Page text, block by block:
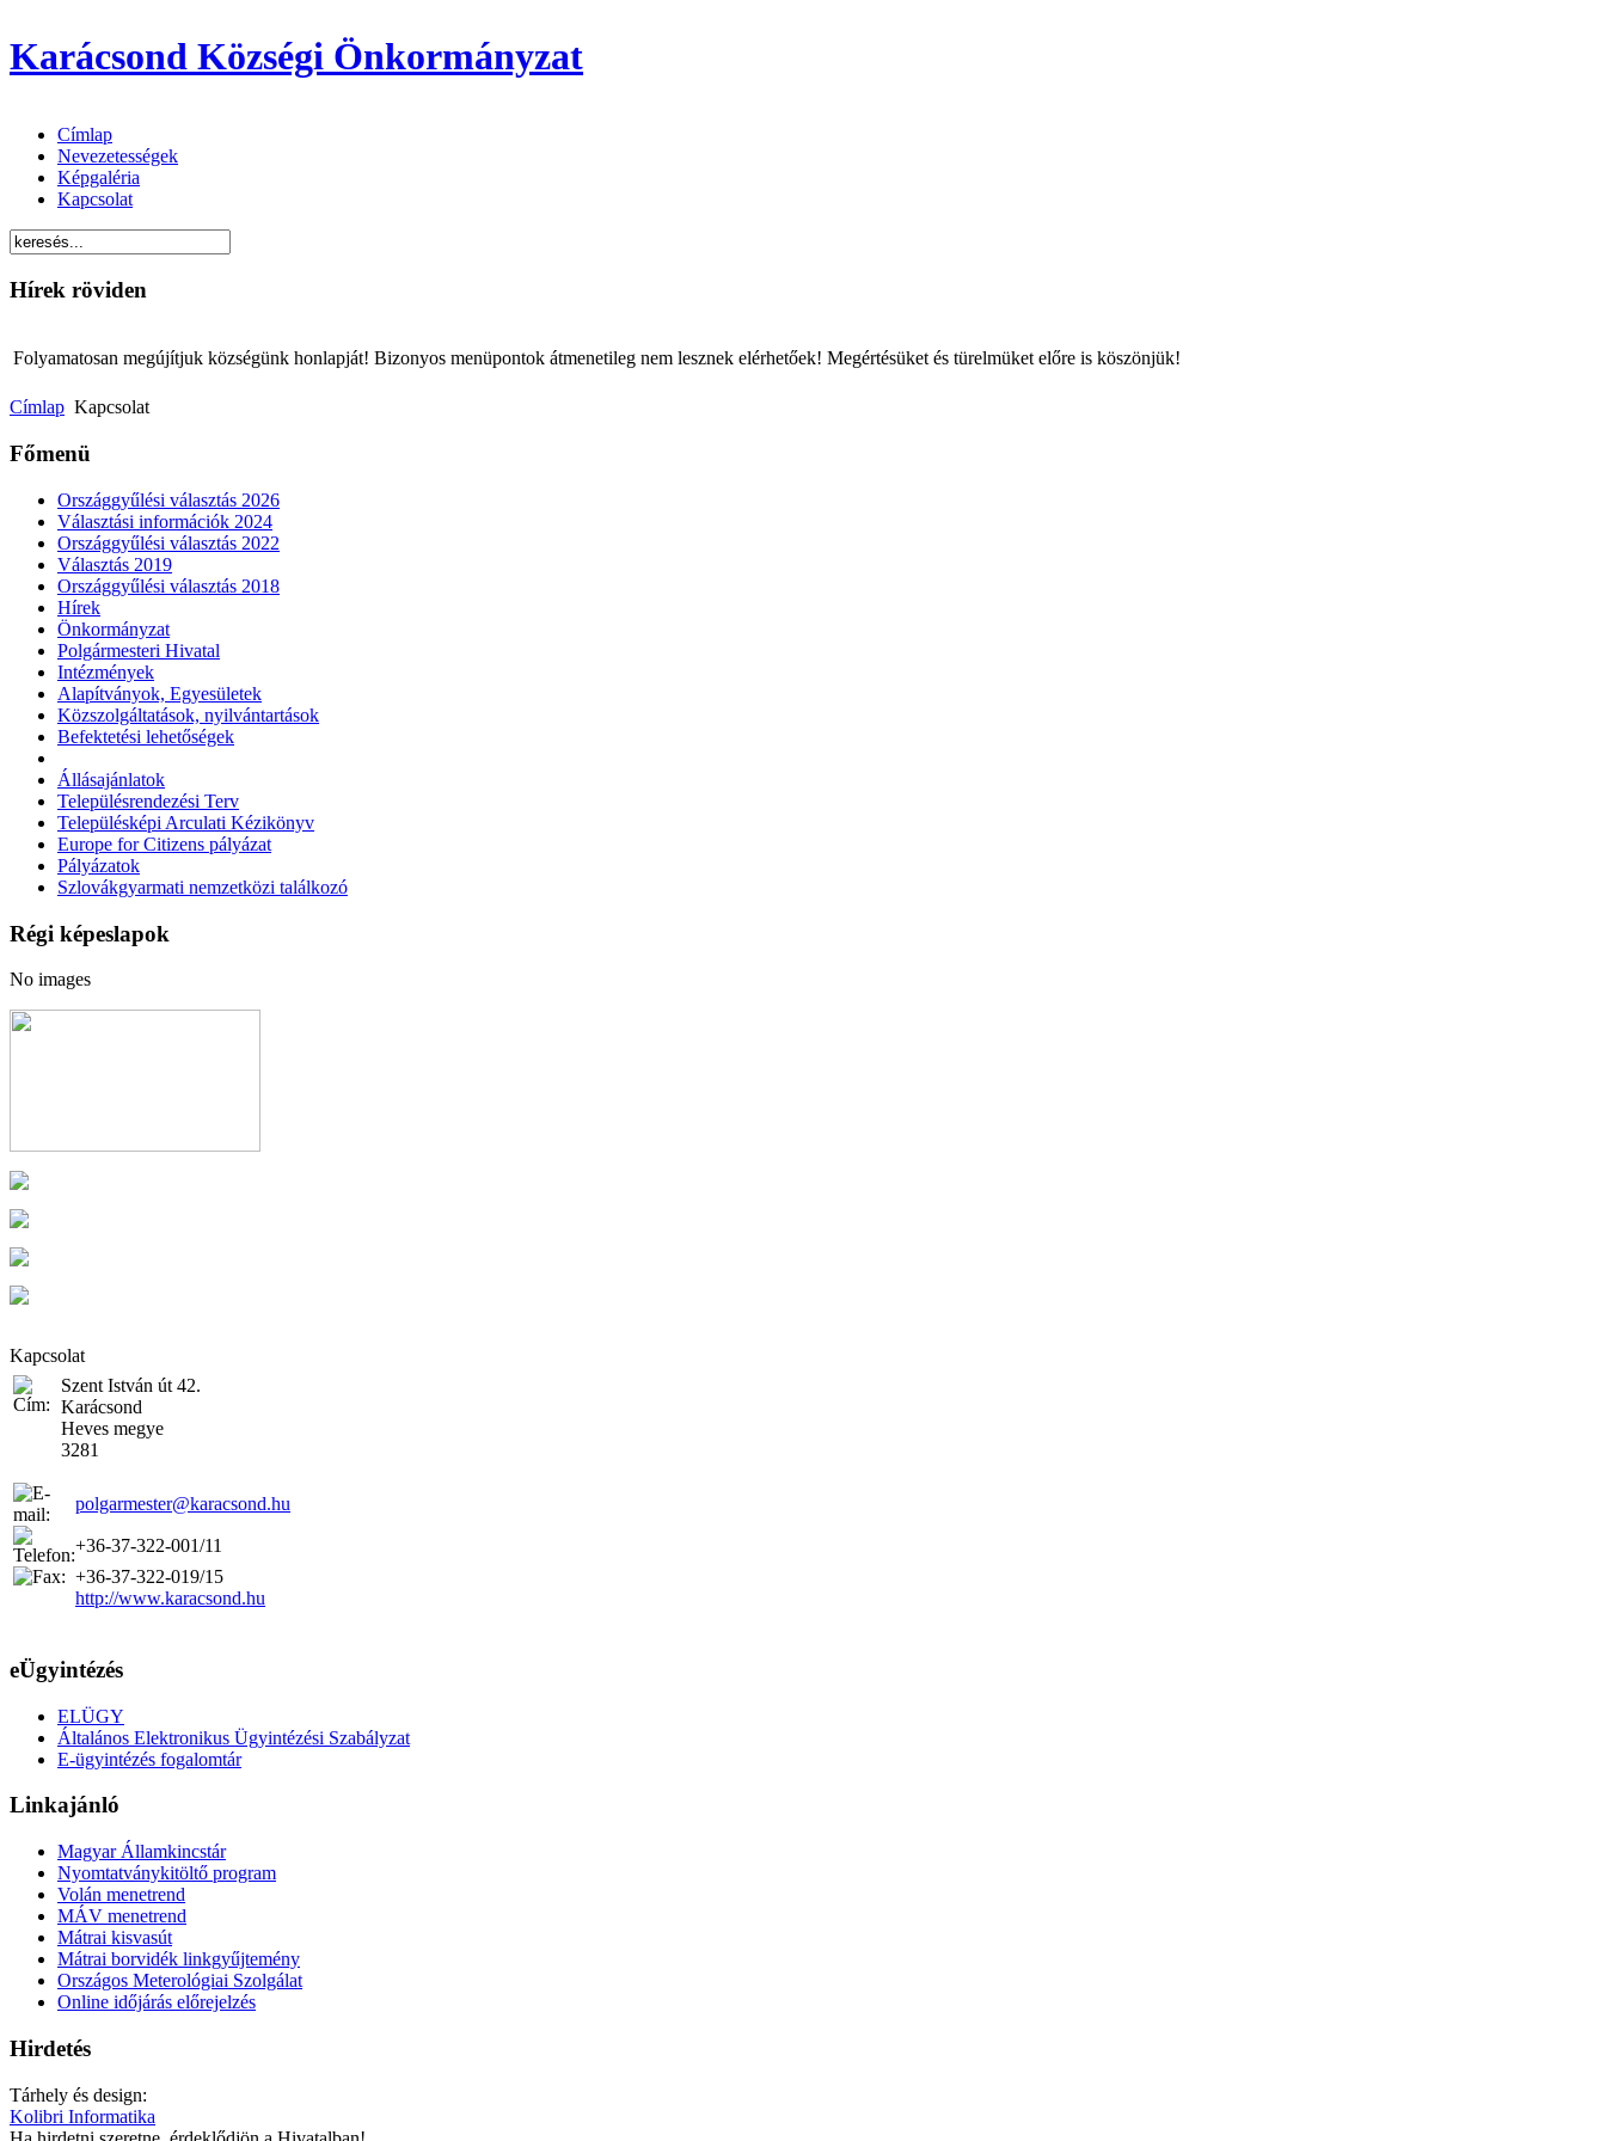
Karácsond Községi Önkormányzat
Címlap
Nevezetességek
Képgaléria
Kapcsolat
Hírek röviden
Folyamatosan megújítjuk községünk honlapját! Bizonyos menüpontok átmenetileg nem lesznek elérhetőek! Megértésüket és türelmüket előre is köszönjük!
Címlap Kapcsolat
Főmenü
Országgyűlési választás 2026
Választási információk 2024
Országgyűlési választás 2022
Választás 2019
Országgyűlési választás 2018
Hírek
Önkormányzat
Polgármesteri Hivatal
Intézmények
Alapítványok, Egyesületek
Közszolgáltatások, nyilvántartások
Befektetési lehetőségek
Állásajánlatok
Településrendezési Terv
Településképi Arculati Kézikönyv
Europe for Citizens pályázat
Pályázatok
Szlovákgyarmati nemzetközi találkozó
Régi képeslapok
No images
Kapcsolat
Szent István út 42.
Karácsond
Heves megye
3281
polgarmester@karacsond.hu
+36-37-322-001/11
+36-37-322-019/15
http://www.karacsond.hu
eÜgyintézés
ELÜGY
Általános Elektronikus Ügyintézési Szabályzat
E-ügyintézés fogalomtár
Linkajánló
Magyar Államkincstár
Nyomtatványkitöltő program
Volán menetrend
MÁV menetrend
Mátrai kisvasút
Mátrai borvidék linkgyűjtemény
Országos Meterológiai Szolgálat
Online időjárás előrejelzés
Hirdetés
Tárhely és design:
Kolibri Informatika